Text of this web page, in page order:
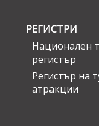
РЕГИСТРИ
Национален
регистър
Регистър на
атракции